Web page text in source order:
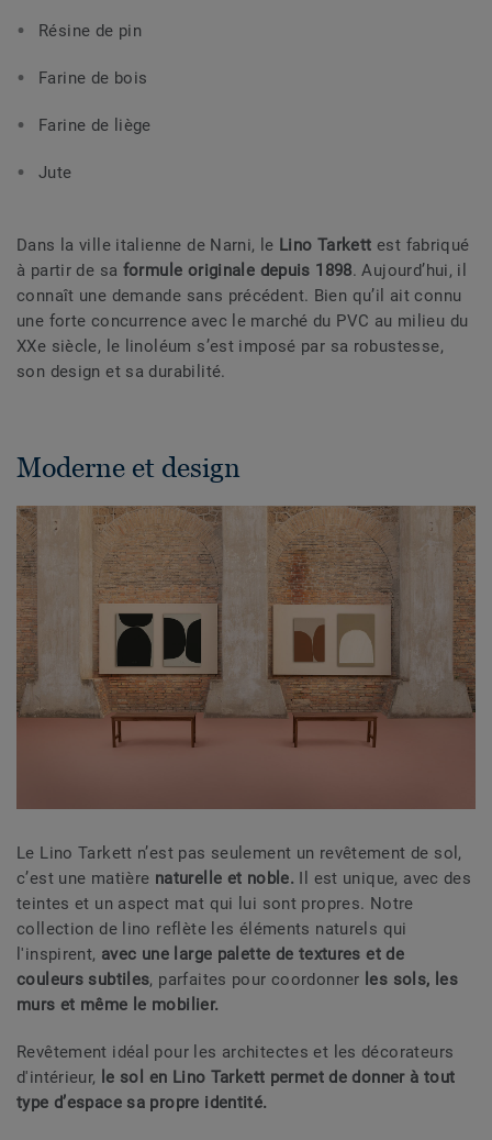
Résine de pin
Farine de bois
Farine de liège
Jute
Dans la ville italienne de Narni, le Lino Tarkett est fabriqué
à partir de sa formule originale depuis 1898. Aujourd’hui, il
connaît une demande sans précédent. Bien qu’il ait connu
une forte concurrence avec le marché du PVC au milieu du
XXe siècle, le linoléum s’est imposé par sa robustesse,
son design et sa durabilité.
Moderne et design
Le Lino Tarkett n’est pas seulement un revêtement de sol,
c’est une matière naturelle et noble. Il est unique, avec des
teintes et un aspect mat qui lui sont propres. Notre
collection de lino reflète les éléments naturels qui
l'inspirent, avec une large palette de textures et de
couleurs subtiles, parfaites pour coordonner les sols, les
murs et même le mobilier.
Revêtement idéal pour les architectes et les décorateurs
d'intérieur, le sol en Lino Tarkett permet de donner à tout
type d’espace sa propre identité.